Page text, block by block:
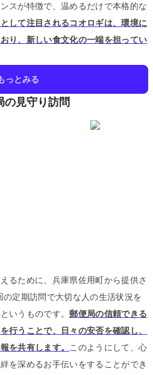
スが特徴で、温めるだけで本格的な
して注目されるコオロギは、環境に
り、新しい食文化の一端を担ってい
っとみる
の見守り訪問
るために、兵庫県佐用町から提供さ
定期訪問で大切な人の生活状況を
いうものです。郵便局の信頼できる
行うことで、日々の安否を確認し、
を共有します。 このようにして、心
を深めるお手伝いをすることができ